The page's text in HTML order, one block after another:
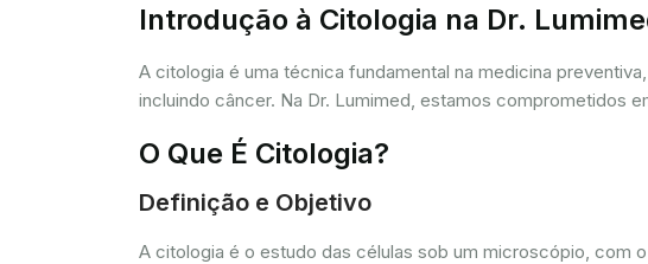
Introdução à Citologia na Dr.
A citologia é uma técnica fundamental na medicina
incluindo câncer. Na Dr. Lumimed, estamos comprometidos
O Que É Citologia?
Definição e Objetivo
A citologia é o estudo das células sob um microscópio, com